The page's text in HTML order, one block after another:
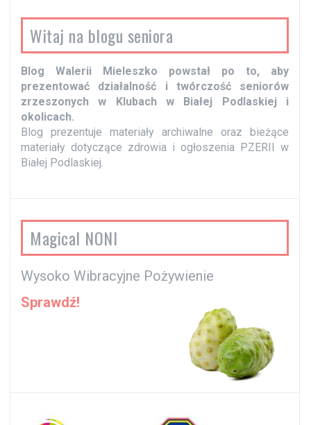
c
z
w
p
i
s
y
Witaj na blogu seniora
Blog Walerii Mieleszko powstał po to, aby
prezentować działalność i twórczość seniorów
zrzeszonych w Klubach w Białej Podlaskiej i
okolicach.
Blog prezentuje materiały archiwalne oraz bieżące
materiały dotyczące zdrowia i ogłoszenia PZERII w
Białej Podlaskiej.
Magical NONI
Wysoko Wibracyjne Pożywienie
Sprawdź!